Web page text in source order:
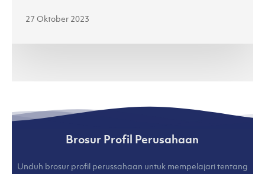
27 Oktober 2023
Brosur Profil Perusahaan
Unduh brosur profil perussahaan untuk mempelajari tentang